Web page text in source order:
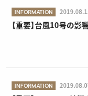
INFORMATION
【重要】台風10号の影
INFORMATION